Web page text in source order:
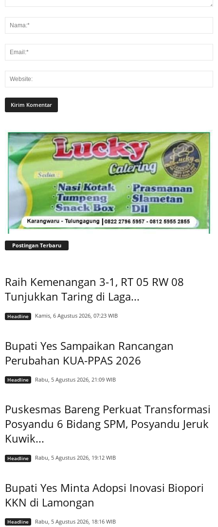
Postingan Terbaru
Raih Kemenangan 3-1, RT 05 RW 08
Tunjukkan Taring di Laga...
Headline Kamis, 6 Agustus 2026, 07:23 WIB
Bupati Yes Sampaikan Rancangan
Perubahan KUA-PPAS 2026
Headline Rabu, 5 Agustus 2026, 21:09 WIB
Puskesmas Bareng Perkuat Transformasi
Posyandu 6 Bidang SPM, Posyandu Jeruk
Kuwik...
Headline Rabu, 5 Agustus 2026, 19:12 WIB
Bupati Yes Minta Adopsi Inovasi Biopori
KKN di Lamongan
Headline Rabu, 5 Agustus 2026, 18:16 WIB